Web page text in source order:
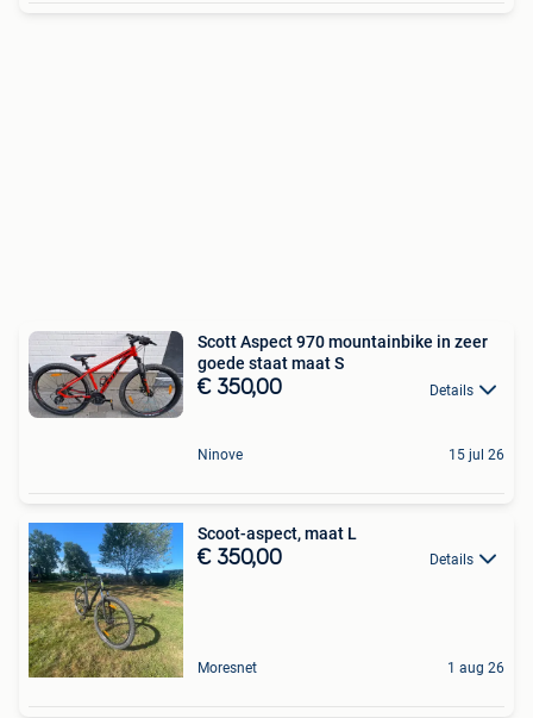
Scott Aspect 970 mountainbike in zeer
goede staat maat S
€ 350,00 Details
Ninove 15 jul 26
Scoot-aspect, maat L
€ 350,00 Details
Moresnet 1 aug 26